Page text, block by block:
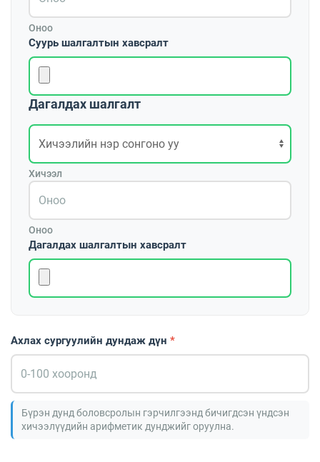
Оноо
Суурь шалгалтын хавсралт
Дагалдах шалгалт
Хичээл
Оноо
Дагалдах шалгалтын хавсралт
Ахлах сургуулийн дундаж дүн *
Бүрэн дунд боловсролын гэрчилгээнд бичигдсэн үндсэн
хичээлүүдийн арифметик дунджийг оруулна.